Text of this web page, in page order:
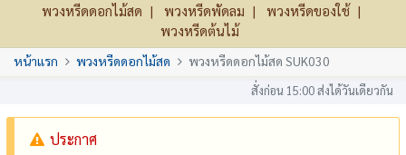
พวงหรีดดอกไม้สด พวงหรีดพัดลม
พวงหรีดของใช้
พวงหรีดต้นไม้
หน้าแรก พวงหรีดดอกไม้สด พวงหรีดดอกไม้สด SUK030
สั่งก่อน 15:00 ส่งได้วันเดียวกัน
ประกาศ